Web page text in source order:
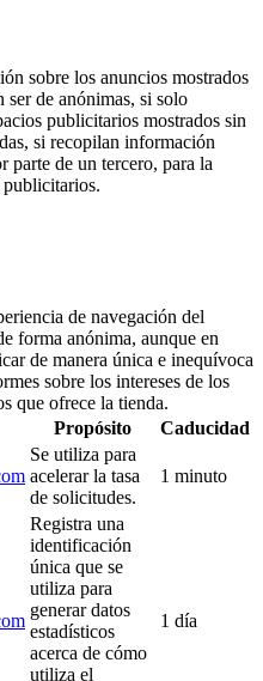
sobre los anuncios mostrados
ser de anónimas, si solo
publicitarios mostrados sin
si recopilan información
parte de un tercero, para la
publicitarios.
de navegación del
forma anónima, aunque en
de manera única e inequívoca
sobre los intereses de los
que ofrece la tienda.
Propósito Caducidad
Se utiliza para
acelerar la tasa
de solicitudes.
1 minuto
Registra una
identificación
única que se
utiliza para
generar datos
estadísticos
acerca de cómo
utiliza el
1 día